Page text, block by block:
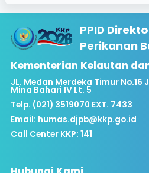
PPID
Perikanan
Kementerian Kelautan
JL. Medan Merdeka Timur
Mina Bahari IV Lt. 5
Telp. (021) 3519070 EXT. 7433
Email: humas.djpb@kkp.go.id
Call Center KKP: 141